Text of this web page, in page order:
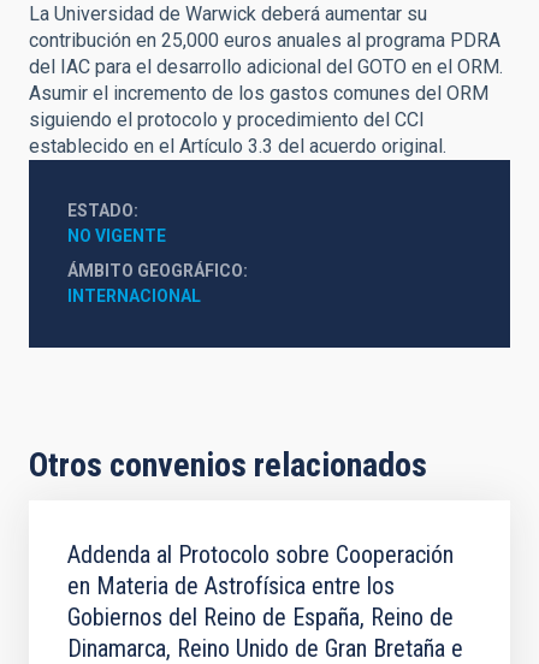
La Universidad de Warwick deberá aumentar su
contribución en 25,000 euros anuales al programa PDRA
del IAC para el desarrollo adicional del GOTO en el ORM.
Asumir el incremento de los gastos comunes del ORM
siguiendo el protocolo y procedimiento del CCI
establecido en el Artículo 3.3 del acuerdo original.
ESTADO
NO VIGENTE
ÁMBITO GEOGRÁFICO
INTERNACIONAL
Otros convenios relacionados
Addenda al Protocolo sobre Cooperación
en Materia de Astrofísica entre los
Gobiernos del Reino de España, Reino de
Dinamarca, Reino Unido de Gran Bretaña e